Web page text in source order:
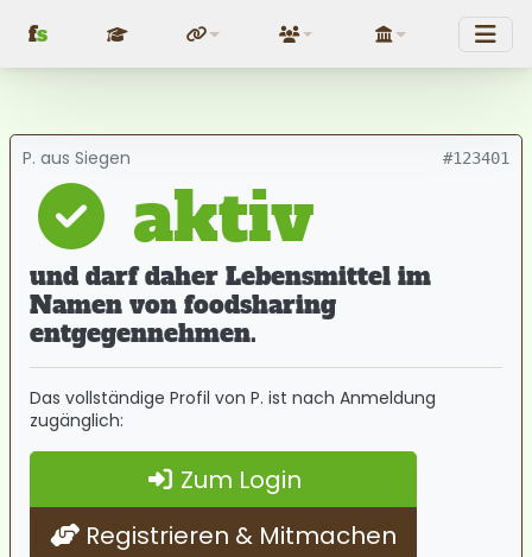
fs FundraisingÜber uns Politik
aktiv
und darf daher Lebensmittel im
Namen von foodsharing
entgegennehmen.
P. aus Siegen #123401
Das vollständige Profil von P. ist nach Anmeldung
zugänglich:
Zum Login
Registrieren & Mitmachen